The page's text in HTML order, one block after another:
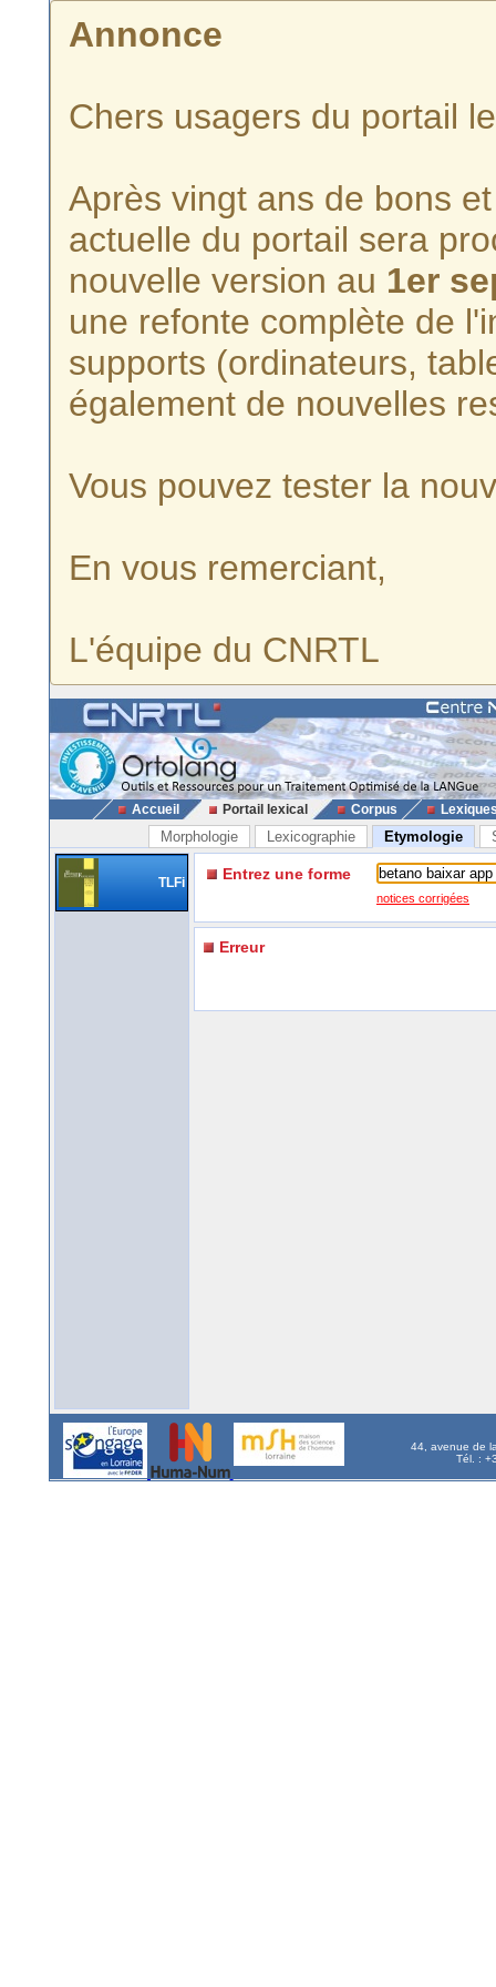
Annonce
Chers usagers du portail
Après vingt ans de bons
actuelle du portail sera
nouvelle version au 1er
une refonte complète de
supports (ordinateurs,
également de nouvelles
Vous pouvez tester la
En vous remerciant,
L'équipe du CNRTL
Accueil Portail lexical Corpus
Morphologie Lexicographie Etymologie
TLFi Entrez une forme
notices corrigées
Erreur
44, avenue de
Tél. :